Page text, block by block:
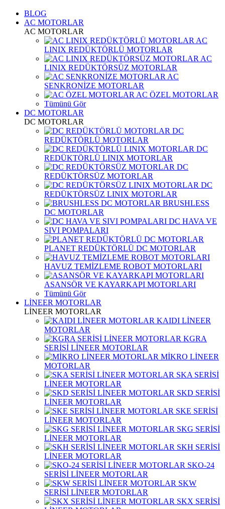
BLOG
AC MOTORLAR
AC MOTORLAR
AC
LINIX REDÜKTÖRLÜ MOTORLAR
AC
LINIX REDÜKTÖRSÜZ MOTORLAR
AC
SENKRONİZE MOTORLAR
AC ÖZEL MOTORLAR
Tümünü Gör
DC MOTORLAR
DC MOTORLAR
DC
REDÜKTÖRLÜ MOTORLAR
DC
REDÜKTÖRLÜ LINIX MOTORLAR
DC
REDÜKTÖRSÜZ MOTORLAR
DC
REDÜKTÖRSÜZ LINIX MOTORLAR
BRUSHLESS
DC MOTORLAR
DC HAVA VE
SIVI POMPALARI
PLANET REDÜKTÖRLÜ DC MOTORLAR
HAVUZ TEMİZLEME ROBOT MOTORLARI
ASANSÖR VE KAYARKAPI MOTORLARI
Tümünü Gör
LİNEER MOTORLAR
LİNEER MOTORLAR
KAIDI LİNEER
MOTORLAR
KGRA
SERİSİ LİNEER MOTORLAR
MİKRO LİNEER
MOTORLAR
SKA SERİSİ
LİNEER MOTORLAR
SKD SERİSİ
LİNEER MOTORLAR
SKE SERİSİ
LİNEER MOTORLAR
SKG SERİSİ
LİNEER MOTORLAR
SKH SERİSİ
LİNEER MOTORLAR
SKO-24
SERİSİ LİNEER MOTORLAR
SKW
SERİSİ LİNEER MOTORLAR
SKX SERİSİ